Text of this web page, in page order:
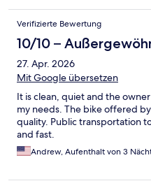
Verifizierte Bewertung
10/10 –
27. Apr. 2026
Mit Google übersetzen
It is clean, quiet and the
my needs. The bike offered
quality. Public transportation
and fast.
Andrew, Aufenthalt von 3